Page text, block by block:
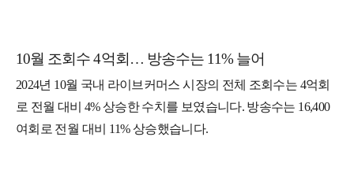
10월 조회수 4억회… 방송수는 11% 늘어
2024년 10월 국내 라이브커머스 시장의 전체 조회수는 4억회
로 전월 대비 4% 상승한 수치를 보였습니다. 방송수는 16,400
여회로 전월 대비 11% 상승했습니다.